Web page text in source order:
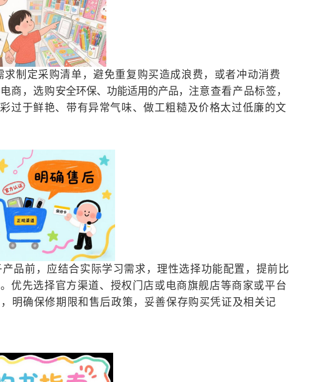
制定采购清单，避免重复购买造成浪费，或者冲动消费
商，选购安全环保、功能适用的产品， 注意查看产品标签，
过于鲜艳、带有异常气味、做工粗糙及价格太过低廉的文
品前，应结合实际学习需求，理性选择功能配置，提前比
优先选择官方渠道、授权门店或电商旗舰店等商家或平台
明确保修期限和售后政策，妥善保存购买凭证及相关记